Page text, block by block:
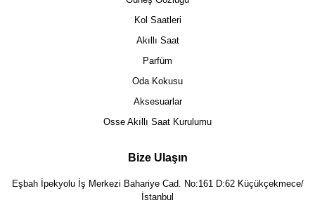
Kol Saatleri
Akıllı Saat
Parfüm
Oda Kokusu
Aksesuarlar
Osse Akıllı Saat Kurulumu
Bize Ulaşın
Eşbah İpekyolu İş Merkezi Bahariye Cad. No:161 D:62 Küçükçekmece/
İstanbul